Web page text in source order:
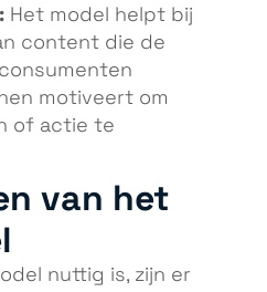
Het model helpt bij
content die de
motiveert om
of actie te
van het
nuttig is, zijn er